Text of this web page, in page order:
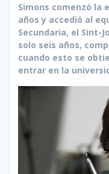
Simons comenzó la
años y accedió al
Secundaria, el Sint-
solo seis años,
cuando esto se
entrar en la